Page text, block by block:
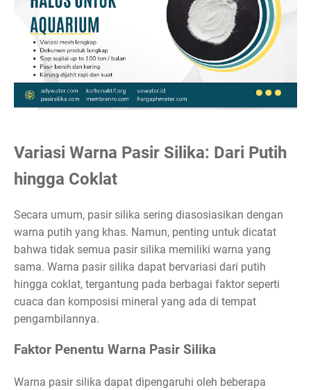
Variasi Warna Pasir Silika: Dari Putih
hingga Coklat
Secara umum, pasir silika sering diasosiasikan dengan
warna putih yang khas. Namun, penting untuk dicatat
bahwa tidak semua pasir silika memiliki warna yang
sama. Warna pasir silika dapat bervariasi dari putih
hingga coklat, tergantung pada berbagai faktor seperti
cuaca dan komposisi mineral yang ada di tempat
pengambilannya.
Faktor Penentu Warna Pasir Silika
Warna pasir silika dapat dipengaruhi oleh beberapa